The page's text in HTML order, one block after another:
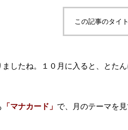
この記事のタイ
ましたね。１０月に入ると、とた
「マナカード」 で、月のテーマを